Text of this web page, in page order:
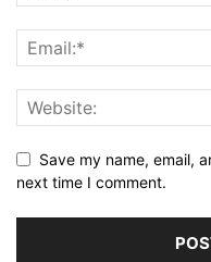
Save my name, email,
next time I comment.